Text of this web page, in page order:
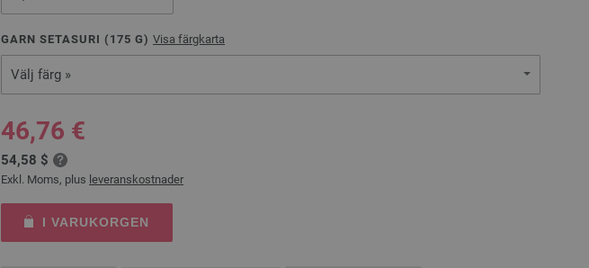
GARN SETASURI ( 175 G) Visa färgkarta
Välj färg »
46,76 €
54,58 $
Exkl. Moms, plus leveranskostnader
I VARUKORGEN